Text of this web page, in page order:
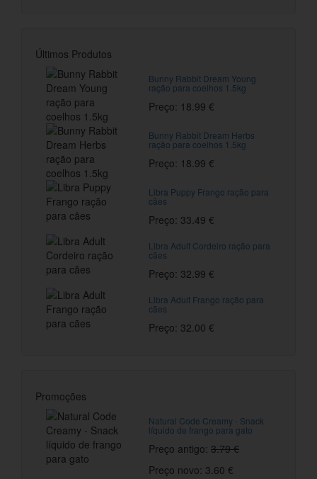
Últimos Produtos
Bunny Rabbit Dream Young
ração para coelhos 1.5kg
Preço: 18.99 €
Bunny Rabbit Dream Herbs
ração para coelhos 1.5kg
Preço: 18.99 €
Libra Puppy Frango ração para
cães
Preço: 33.49 €
Libra Adult Cordeiro ração para
cães
Preço: 32.99 €
Libra Adult Frango ração para
cães
Preço: 32.00 €
Promoções
Natural Code Creamy - Snack
líquido de frango para gato
Preço antigo: 3.79 €
Preço novo: 3.60 €